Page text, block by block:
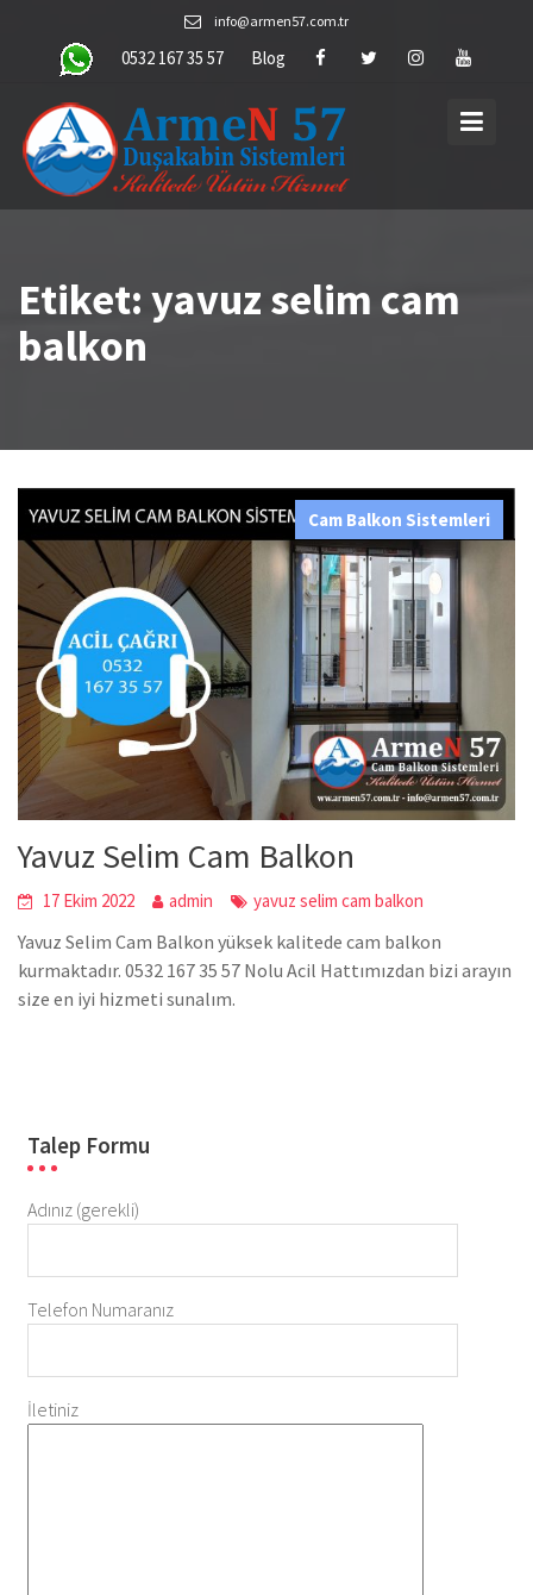
content
info@armen57.com.tr
0532 167 35 57 Blog
Etiket: yavuz selim cam
balkon
Cam Balkon Sistemleri
Yavuz Selim Cam Balkon
17 Ekim 2022 admin yavuz selim cam balkon
Yavuz Selim Cam Balkon yüksek kalitede cam balkon
kurmaktadır. 0532 167 35 57 Nolu Acil Hattımızdan bizi arayın
size en iyi hizmeti sunalım.
Talep Formu
Adınız (gerekli)
Telefon Numaranız
İletiniz